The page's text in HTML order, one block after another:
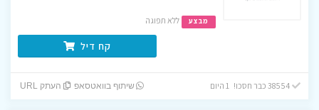
מבצע ללא תפוגה
קח דיל
38554 כבר חסכו! 1 היום שיתוף בוואטסאפ העתק URL